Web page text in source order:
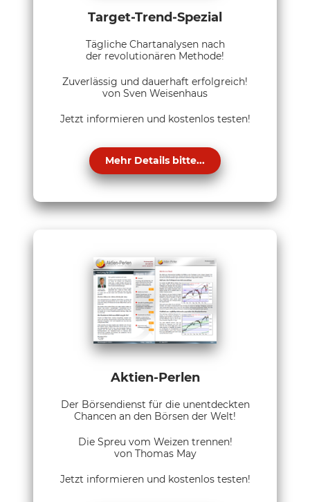
Target-Trend-Spezial
Tägliche Chartanalysen nach
der revolutionären Methode!
Zuverlässig und dauerhaft erfolgreich!
von Sven Weisenhaus
Jetzt informieren und kostenlos testen!
Mehr Details bitte...
Aktien-Perlen
Der Börsendienst für die unentdeckten
Chancen an den Börsen der Welt!
Die Spreu vom Weizen trennen!
von Thomas May
Jetzt informieren und kostenlos testen!